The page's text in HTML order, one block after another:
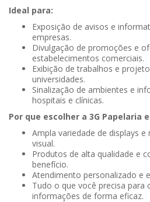
Ideal para:
Exposição de avisos e
empresas.
Divulgação de promoções e
estabelecimentos comerciais.
Exibição de trabalhos e
universidades.
Sinalização de ambientes e
hospitais e clínicas.
Por que escolher a 3G Papelaria
Ampla variedade de displays
visual.
Produtos de alta qualidade e
benefício.
Atendimento personalizado e
Tudo o que você precisa para
informações de forma eficaz.